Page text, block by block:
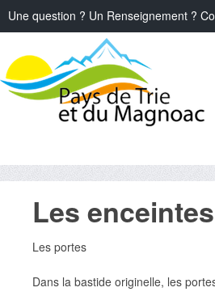
Une question ? Un Renseignement ?
Les
Les portes
Dans la bastide originelle, les